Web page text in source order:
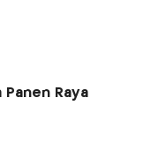
Raya